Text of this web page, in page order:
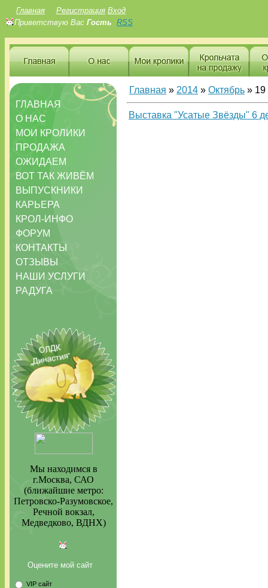
Главная Регистрация Вход
Приветствую Вас Гость RSS
ГЛАВНАЯ
О НАС
МОИ КРОЛИКИ
ПРОДАЖА
ОЖИДАЕМ
ВОТ ТАК ЖИВЁМ
ВЫПУСКНИКИ
КАРЬЕРА
КРОЛ-ИНФО
ФОРУМ
КОНТАКТЫ
ОТЗЫВЫ
НАШИ УСЛУГИ
РАДУГА
Мы находимся в
г.Москва, САО
(ближайшие метро:
Петровско-Разумовское,
Речной вокзал,
Медведково, ВДНХ)
Оцените мой сайт
VIP сайт
Главная » 2014 » Октябрь » 19
Выставка "Усатые Звёзды" 6